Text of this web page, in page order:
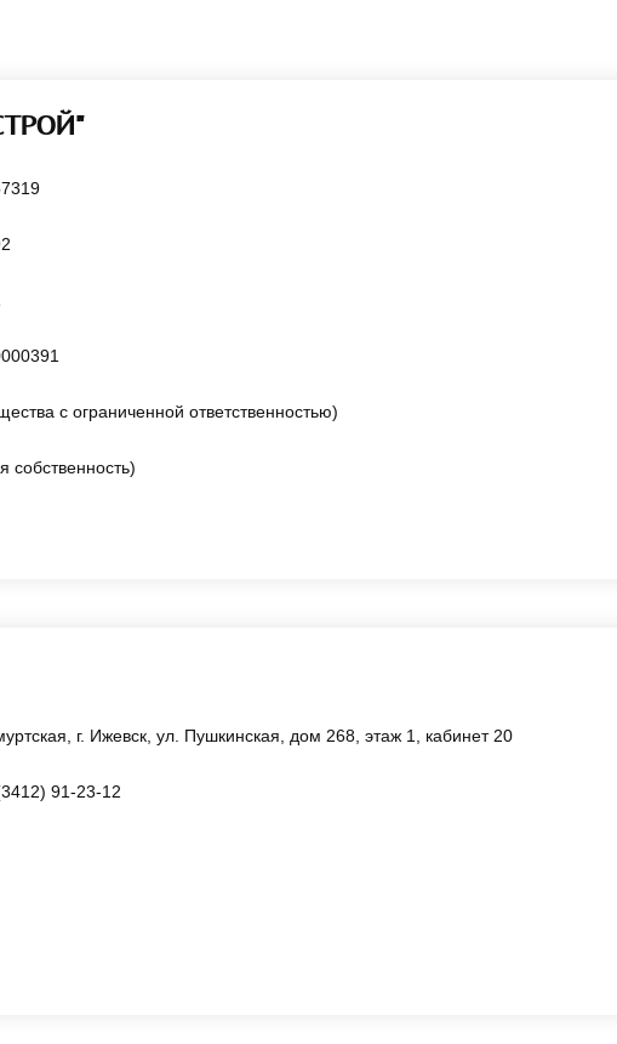
с ограниченной ответственностью)
собственность)
г. Ижевск, ул. Пушкинская, дом 268, этаж 1, кабинет 20
91-23-12